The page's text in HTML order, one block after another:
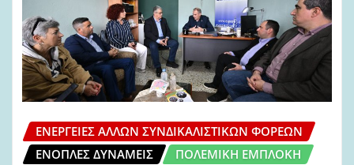
ΕΝΈΡΓΕΙΕΣ ΆΛΛΩΝ ΣΥΝΔΙΚΑΛΙΣΤΙΚΏΝ ΦΟΡΈΩΝ
ΈΝΟΠΛΕΣ ΔΥΝΆΜΕΙΣ
ΠΟΛΕΜΙΚΉ ΕΜΠΛΟΚΉ